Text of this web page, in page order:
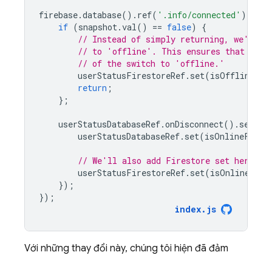
firebase.database(). ref( '.info/connected' ).
if (snapshot.val() == false)
{
// Instead of simply returning, we'll
// to 'offline'. This ensures that our
// of the switch to 'offline.'
userStatusFirestoreRef. set(
return ;
};
userStatusDatabaseRef.onDisconnect(). set
userStatusDatabaseRef. set(
// We'll also add Firestore set here for
userStatusFirestoreRef. set(
});
});
index. js
Với những thay đổi này, chúng tôi hiện đã đảm